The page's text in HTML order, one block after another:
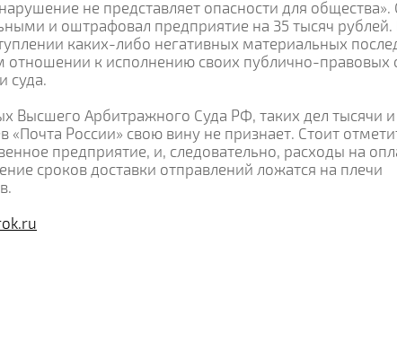
не представляет опасности для общества».
и оштрафовал предприятие на 35 тысяч
каких-либо негативных материальных
к исполнению своих публично-правовых
суда.
Высшего Арбитражного Суда РФ, таких дел тысячи
«Почта России» свою вину не признает. Стоит
предприятие, и, следовательно, расходы на
сроков доставки отправлений ложатся на плечи